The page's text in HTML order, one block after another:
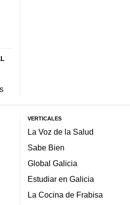
VERTICALES
La Voz de la Salud
Sabe Bien
Global Galicia
Estudiar en Galicia
La Cocina de Frabisa